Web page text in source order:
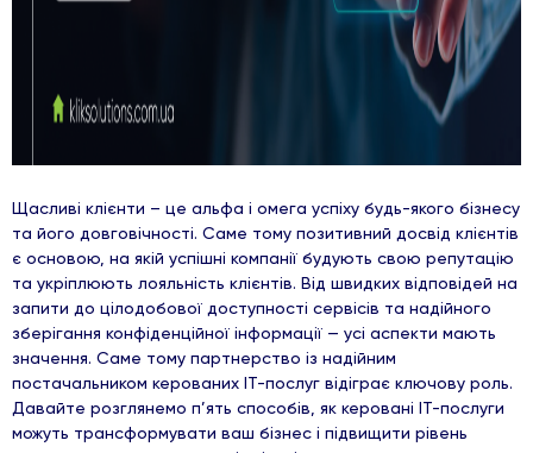
Щасливі клієнти – це альфа і омега успіху будь-якого бізнесу
та його довговічності. Саме тому позитивний досвід клієнтів
є основою, на якій успішні компанії будують свою репутацію
та укріплюють лояльність клієнтів. Від швидких відповідей на
запити до цілодобової доступності сервісів та надійного
зберігання конфіденційної інформації — усі аспекти мають
значення. Саме тому партнерство із надійним
постачальником керованих ІТ-послуг відіграє ключову роль.
Давайте розглянемо п’ять способів, як керовані ІТ-послуги
можуть трансформувати ваш бізнес і підвищити рівень